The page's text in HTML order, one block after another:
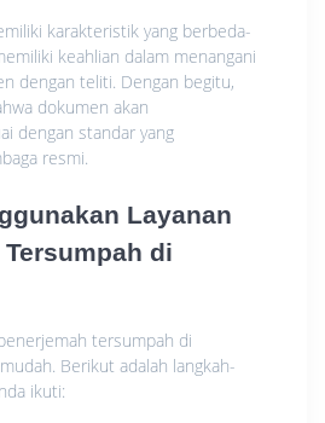
karakteristik yang berbeda-
keahlian dalam menangani
dengan teliti. Dengan begitu,
dokumen akan
dengan standar yang
resmi.
Layanan
di
tersumpah di
Berikut adalah langkah-
ikuti: